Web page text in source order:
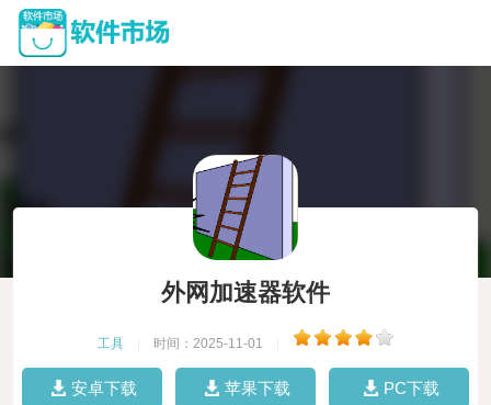
外网加速器软件
工具 时间：2025-11-01
安卓下载 苹果下载 PC下载